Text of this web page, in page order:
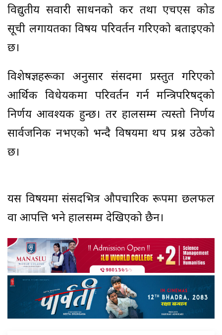
विद्युतीय सवारी साधनको कर तथा एचएस कोड
सूची लगायतका विषय परिवर्तन गरिएको बताइएको
छ।
विशेषज्ञहरूका अनुसार संसदमा प्रस्तुत गरिएको
आर्थिक विधेयकमा परिवर्तन गर्न मन्त्रिपरिषद्को
निर्णय आवश्यक हुन्छ। तर हालसम्म त्यस्तो निर्णय
सार्वजनिक नभएको भन्दै विषयमा थप प्रश्न उठेको
छ।
यस विषयमा संसदभित्र औपचारिक रूपमा छलफल
वा आपत्ति भने हालसम्म देखिएको छैन।